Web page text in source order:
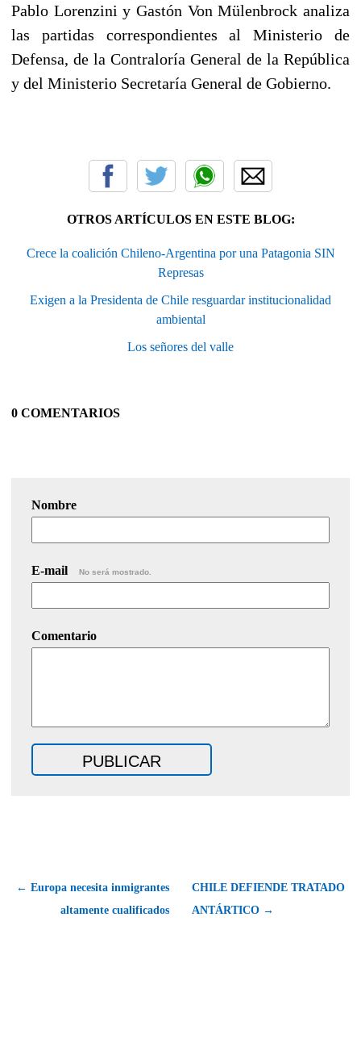
Pablo Lorenzini y Gastón Von Mülenbrock analiza
las partidas correspondientes al Ministerio de
Defensa, de la Contraloría General de la República
y del Ministerio Secretaría General de Gobierno.
OTROS ARTÍCULOS EN ESTE BLOG:
Crece la coalición Chileno-Argentina por una Patagonia SIN
Represas
Exigen a la Presidenta de Chile resguardar institucionalidad
ambiental
Los señores del valle
0 COMENTARIOS
Nombre
E-mail No será mostrado.
Comentario
← Europa necesita inmigrantes
altamente cualificados
CHILE DEFIENDE TRATADO
ANTÁRTICO →